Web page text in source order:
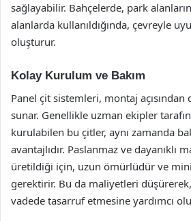
sağlayabilir. Bahçelerde, park
alanlarda kullanıldığında, çevreyle
oluşturur.
Kolay Kurulum ve Bakım
Panel çit sistemleri, montaj
sunar. Genellikle uzman ekipler
kurulabilen bu çitler, aynı zamanda
avantajlıdır. Paslanmaz ve dayanıklı
üretildiği için, uzun ömürlüdür ve
gerektirir. Bu da maliyetleri düşürerek,
vadede tasarruf etmesine yardımcı